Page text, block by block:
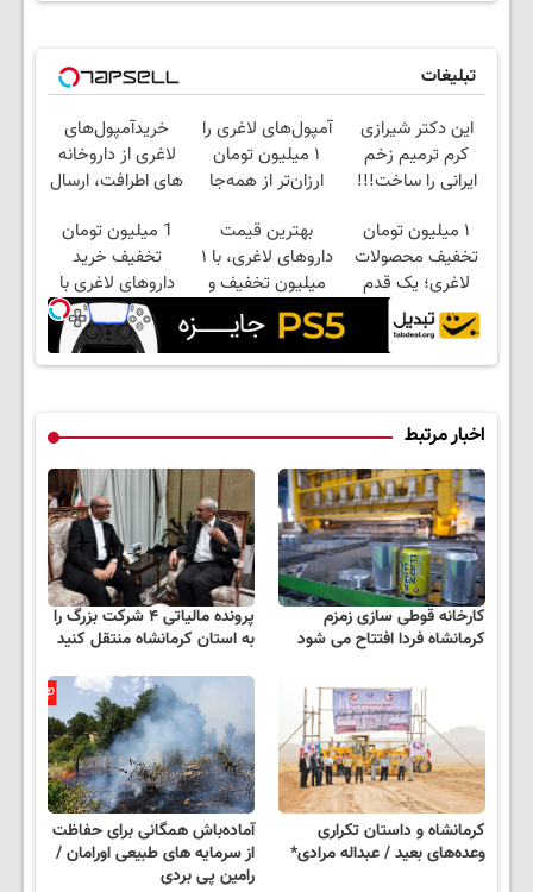
تبلیغات
این دکتر شیرازی
کرم ترمیم زخم
ایرانی را ساخت!!!
آمپول‌های لاغری را
۱ میلیون تومان
ارزان‌تر از همه‌جا
خریدآمپول‌های
لاغری از داروخانه
های اطرافت، ارسال
یخ!
۱ میلیون تومان
تخفیف محصولات
لاغری؛ یک قدم
نزدیک‌تر به شروع
کاهش وزن
بهترین قیمت
داروهای لاغری، با ۱
میلیون تخفیف و
ارسال از داروخانه‌
1 میلیون تومان
تخفیف خرید
داروهای لاغری با
ارسال از داروخانه و
پک یخ!
اخبار مرتبط
کارخانه قوطی سازی زمزم
کرمانشاه فردا افتتاح می شود
پرونده مالیاتی ۴ شرکت بزرگ را
به استان کرمانشاه منتقل کنید
کرمانشاه و داستان تکراری
وعده‌های بعید / عبداله مرادی*
آماده‌باش همگانی برای حفاظت
از سرمایه های طبیعی اورامان /
رامین پی بردی